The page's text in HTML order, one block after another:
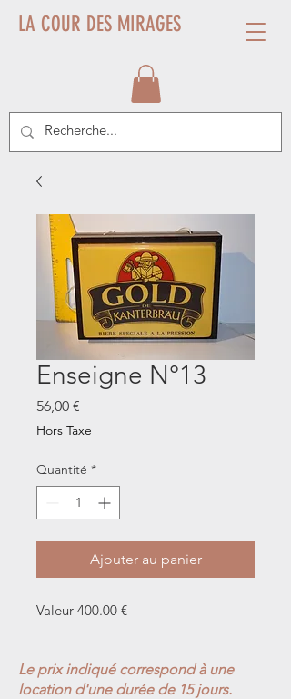
LA COUR DES MIRAGES
Enseigne N°13
56,00 €
Hors Taxe
Quantité *
Ajouter au panier
Valeur 400.00 €
Le prix indiqué correspond à une
location d'une durée de 15 jours.